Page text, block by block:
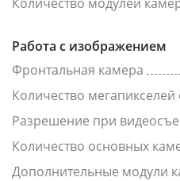
Работа с изображением
Фронтальная камера
Количество
Разрешение при
Количество основных
Дополнительные модули